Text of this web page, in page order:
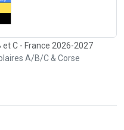
C - France 2026-2027
A/B/C & Corse